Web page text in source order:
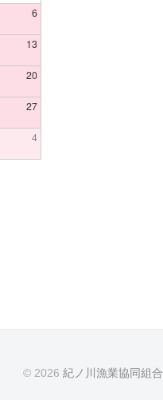
6
13
20
27
4
© 2026 紀ノ川漁業協同組合